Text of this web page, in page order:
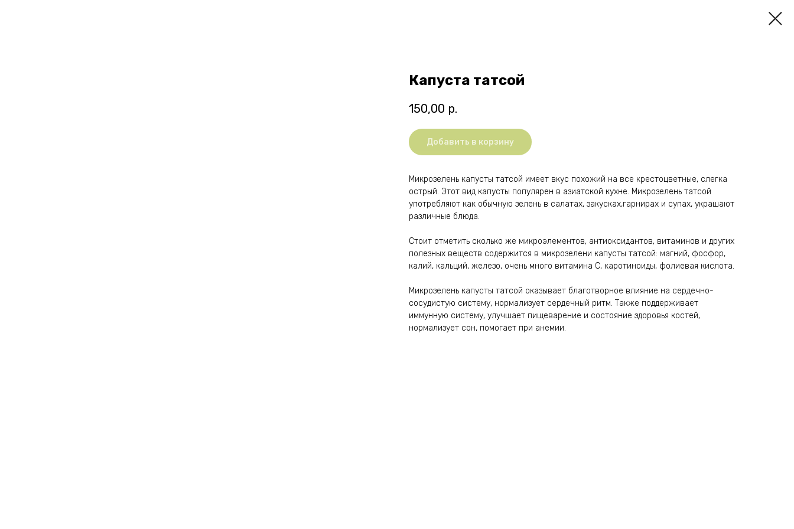
Капуста татсой
150,00 р.
Добавить в корзину
Микрозелень капусты татсой имеет вкус похожий на все крестоцветные, слегка
острый. Этот вид капусты популярен в азиатской кухне. Микрозелень татсой
употребляют как обычную зелень в салатах, закусках,гарнирах и супах, украшают
различные блюда.
Стоит отметить сколько же микроэлементов, антиоксидантов, витаминов и других
полезных веществ содержится в микрозелени капусты татсой: магний, фосфор,
калий, кальций, железо, очень много витамина С, каротиноиды, фолиевая кислота.
Микрозелень капусты татсой оказывает благотворное влияние на сердечно-
сосудистую систему, нормализует сердечный ритм. Также поддерживает
иммунную систему, улучшает пищеварение и состояние здоровья костей,
нормализует сон, помогает при анемии.